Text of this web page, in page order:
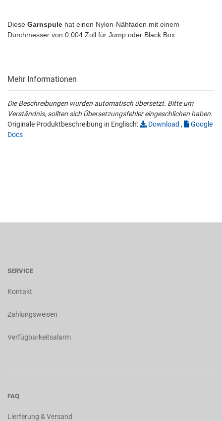
Diese Garnspule hat einen Nylon-Nähfaden mit einem
Durchmesser von 0,004 Zoll für Jump oder Black Box.
Mehr Informationen
Die Beschreibungen wurden automatisch übersetzt. Bitte um
Verständnis, sollten sich Übersetzungsfehler eingeschlichen haben.
Originale Produktbeschreibung in Englisch:
Download ,
Google
Docs
SERVICE
Kontakt
Zahlungsweisen
Verfügbarkeitsalarm
FAQ
Lierferung & Versand